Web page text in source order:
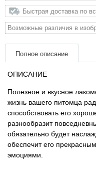
Быстрая доставка по
Возможные различия в
Полное описание
ОПИСАНИЕ
Полезное и вкусное
жизнь вашего питомца
способствовать его
разнообразит
обязательно будет
обеспечит его
эмоциями.
Товары для лошадей
Товары для людей
Хозряд - хозтовары
Архив / Снято с